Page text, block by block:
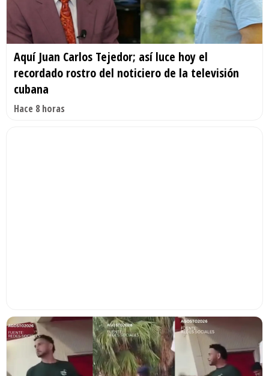
Aquí Juan Carlos Tejedor; así luce hoy el
recordado rostro del noticiero de la televisión
cubana
Hace 8 horas